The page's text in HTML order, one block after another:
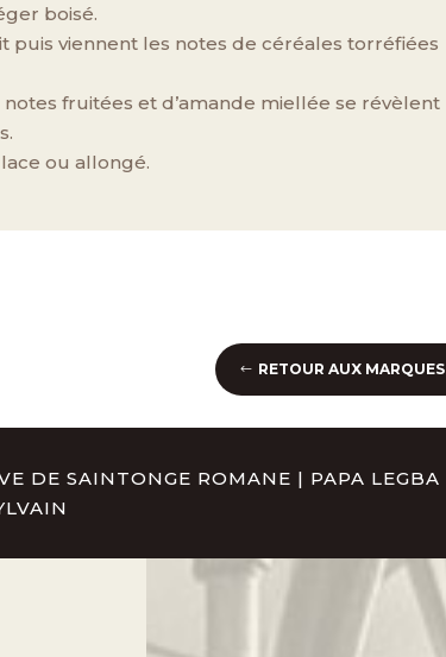
boisé.
puis viennent les notes de céréales torréfiées
fruitées et d’amande miellée se révèlent
ou allongé.
RETOUR AUX MARQUES
DE SAINTONGE ROMANE | PAPA LEGBA